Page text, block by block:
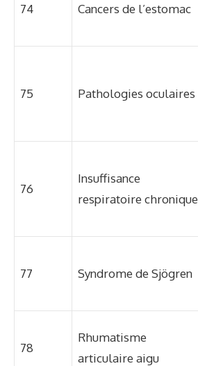
74 Cancers de l’estomac
75 Pathologies oculaires
76
Insuffisance
respiratoire chronique
77 Syndrome de Sjögren
78
Rhumatisme
articulaire aigu